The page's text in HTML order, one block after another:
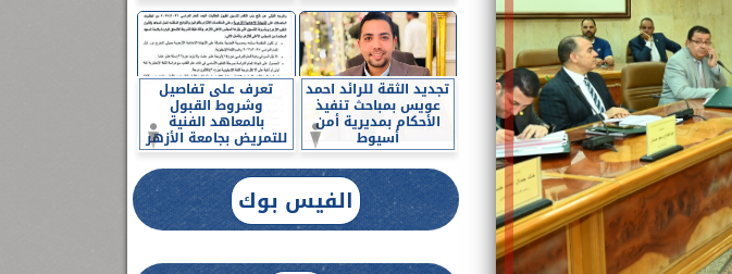
تجديد الثقة للرائد احمد
عويس بمباحث تنفيذ
الأحكام بمديرية أمن
أسيوط
تعرف على تفاصيل
وشروط القبول
بالمعاهد الفنية
للتمريض بجامعة الأزهر
الفيس بوك